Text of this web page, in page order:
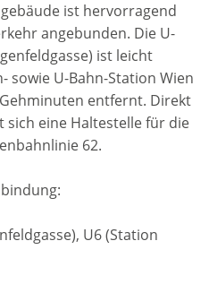
ist hervorragend
angebunden. Die U-
ist leicht
sowie U-Bahn-Station Wien
entfernt. Direkt
sich eine Haltestelle für die
62.
U6 (Station